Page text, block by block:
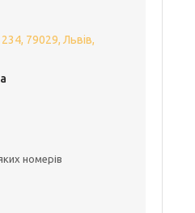
79029, Львів,
номерів